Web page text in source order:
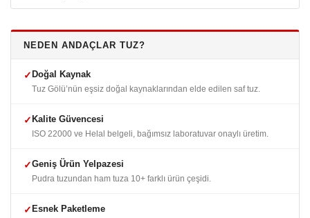
NEDEN ANDAÇLAR TUZ?
✓ Doğal Kaynak
Tuz Gölü’nün eşsiz doğal kaynaklarından elde edilen saf tuz.
✓ Kalite Güvencesi
ISO 22000 ve Helal belgeli, bağımsız laboratuvar onaylı üretim.
✓Geniş Ürün Yelpazesi
Pudra tuzundan ham tuza 10+ farklı ürün çeşidi.
✓ Esnek Paketleme